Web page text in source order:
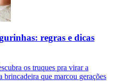
regras e dicas
os truques pra virar a
que marcou gerações